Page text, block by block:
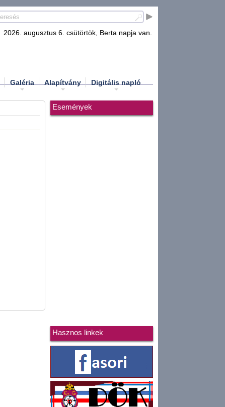
2026. augusztus 6. csütörtök, Berta napja van.
Galéria Alapítvány Digitális napló
Események
Hasznos linkek